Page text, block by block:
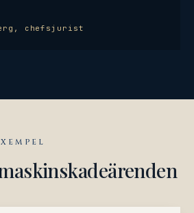
chefsjurist